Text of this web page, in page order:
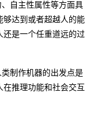
自主性属性等方面具
够达到或者超越人的能
还是一个任重道远的过
制作机器的出发点是
推理功能和社会交互